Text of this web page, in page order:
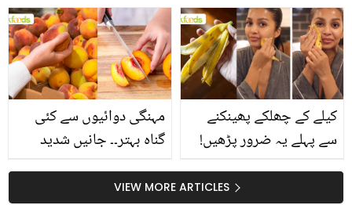
سے متعلق غلط فہمیوں کی
حقیقت کیا ہے اور افواہ
کیا؟
بتائے راز
مہنگی دوائیوں سے کئی
گناہ بہتر۔۔ جانیں شدید
کیوں کھانا چاہیے؟
کیلے کے چھلکے پھینکنے
سے پہلے یہ ضرور پڑھیں!
سستا اور قدرتی حلVIEW MORE ARTICLES